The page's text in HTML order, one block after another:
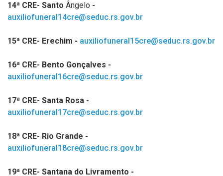
14ª CRE- Santo Ângelo -
auxiliofuneral14cre@seduc.rs.gov.br
15ª CRE- Erechim - auxiliofuneral15cre@seduc.rs.gov.br
16ª CRE- Bento Gonçalves -
auxiliofuneral16cre@seduc.rs.gov.br
17ª CRE- Santa Rosa -
auxiliofuneral17cre@seduc.rs.gov.br
18ª CRE- Rio Grande -
auxiliofuneral18cre@seduc.rs.gov.br
19ª CRE- Santana do Livramento -